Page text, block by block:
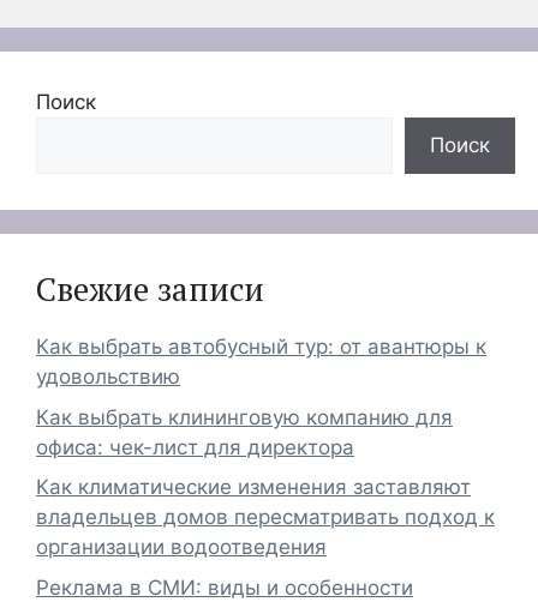
Поиск
Поиск
Свежие записи
Как выбрать автобусный тур: от авантюры к
удовольствию
Как выбрать клининговую компанию для
офиса: чек-лист для директора
Как климатические изменения заставляют
владельцев домов пересматривать подход к
организации водоотведения
Реклама в СМИ: виды и особенности